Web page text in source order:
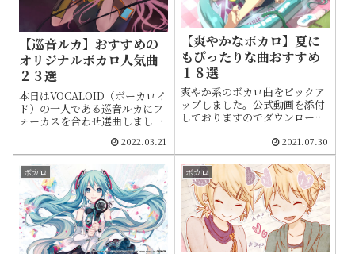
【巡音ルカ】おすすめの
オリジナルボカロ人気曲
２３選
本日はVOCALOID（ボーカロイ
ド）の一人である巡音ルカにフ
ォーカスを合わせ選曲しまし
すのでダウンロードせずに視聴
できます。投稿日や曲情報も載
せてます。紹介はランキング形
式ではなく順不同です
2022.03.21
【爽やかなボカロ】夏に
もぴったりな曲おすすめ
１８選
爽やか系のボカロ曲をピックア
ップしました。公式動画を添付
しておりますのでダウンロード
曲情報も載せてます。紹介は順
不同です
2021.07.30
ボカロ ボカロ